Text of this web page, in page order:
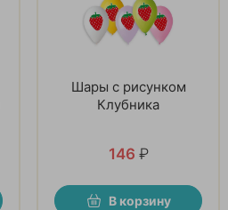
Шары с рисунком
Клубника
146 ₽
В корзину